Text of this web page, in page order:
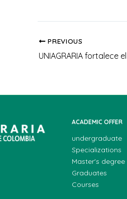
PREVIOUS
ACADEMIC OFFER
undergraduate
Specializations
Master's degree
Graduates
Courses